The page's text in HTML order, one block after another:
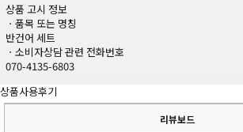
상품 고시 정보
ㆍ품목 또는 명칭
반건어 세트
ㆍ소비자상담 관련 전화번호
070-4135-6803
상품사용후기
리뷰보드